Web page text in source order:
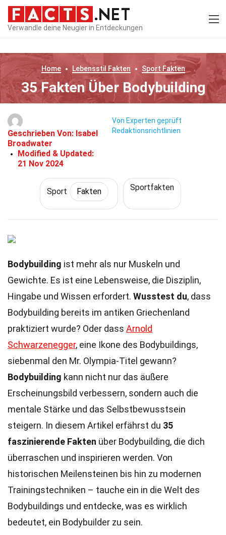
Verwandle deine Neugier in Entdeckungen
Home Lebensstil Fakten Sport Fakten
35 Fakten Über Bodybuilding
Geschrieben Von: Isabel
Broadwater
Modified & Updated:
21 Nov 2024
Von Experten geprüft
Redaktionsrichtlinien
Sport Fakten Sportfakten
Bodybuilding ist mehr als nur Muskeln und
Gewichte. Es ist eine Lebensweise, die Disziplin,
Hingabe und Wissen erfordert. Wusstest du, dass
Bodybuilding bereits im antiken Griechenland
praktiziert wurde? Oder dass Arnold
Schwarzenegger, eine Ikone des Bodybuildings,
siebenmal den Mr. Olympia-Titel gewann?
Bodybuilding kann nicht nur das äußere
Erscheinungsbild verbessern, sondern auch die
mentale Stärke und das Selbstbewusstsein
steigern. In diesem Artikel erfährst du 35
faszinierende Fakten über Bodybuilding, die dich
überraschen und inspirieren werden. Von
historischen Meilensteinen bis hin zu modernen
Trainingstechniken – tauche ein in die Welt des
Bodybuildings und entdecke, was es wirklich
bedeutet, ein Bodybuilder zu sein.